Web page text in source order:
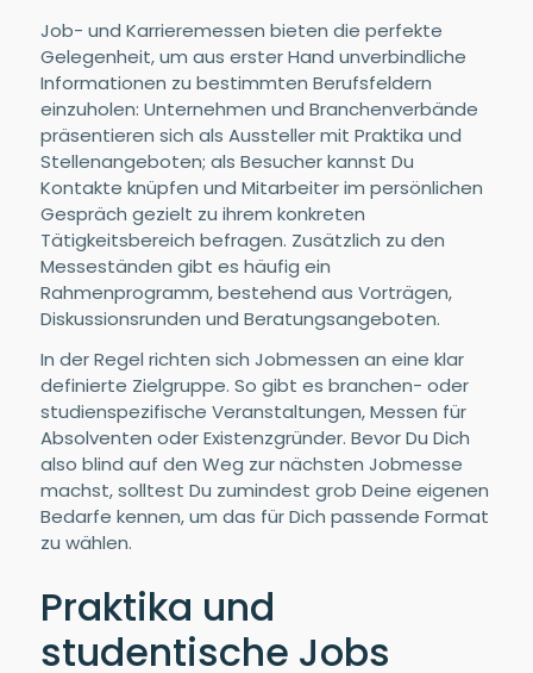
Job- und Karrieremessen bieten die perfekte
Gelegenheit, um aus erster Hand unverbindliche
Informationen zu bestimmten Berufsfeldern
einzuholen: Unternehmen und Branchenverbände
präsentieren sich als Aussteller mit Praktika und
Stellenangeboten; als Besucher kannst Du
Kontakte knüpfen und Mitarbeiter im persönlichen
Gespräch gezielt zu ihrem konkreten
Tätigkeitsbereich befragen. Zusätzlich zu den
Messeständen gibt es häufig ein
Rahmenprogramm, bestehend aus Vorträgen,
Diskussionsrunden und Beratungsangeboten.
In der Regel richten sich Jobmessen an eine klar
definierte Zielgruppe. So gibt es branchen- oder
studienspezifische Veranstaltungen, Messen für
Absolventen oder Existenzgründer. Bevor Du Dich
also blind auf den Weg zur nächsten Jobmesse
machst, solltest Du zumindest grob Deine eigenen
Bedarfe kennen, um das für Dich passende Format
zu wählen.
Praktika und
studentische Jobs